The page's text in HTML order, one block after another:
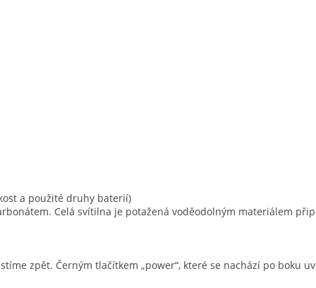
a použité druhy baterií)
Celá svítilna je potažená voděodolným materiálem
zpět. Černým tlačítkem „power“, které se nachází po boku